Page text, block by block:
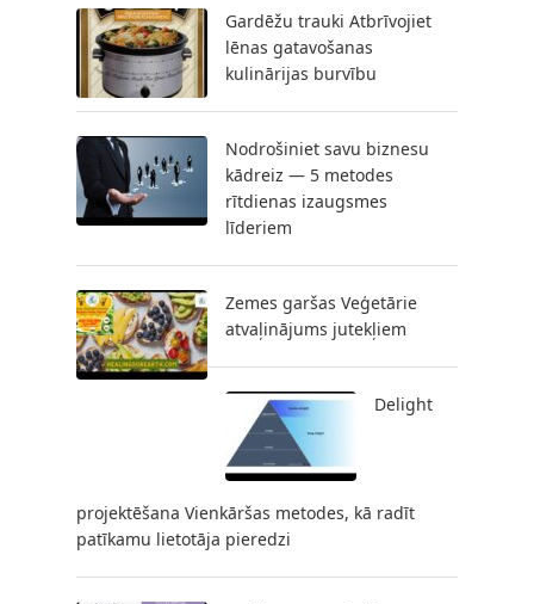
Gardēžu trauki Atbrīvojiet
lēnas gatavošanas
kulinārijas burvību
Nodrošiniet savu biznesu
kādreiz — 5 metodes
rītdienas izaugsmes
līderiem
Zemes garšas Veģetārie
atvaļinājums jutekļiem
Delight
projektēšana Vienkāršas metodes, kā radīt
patīkamu lietotāja pieredzi